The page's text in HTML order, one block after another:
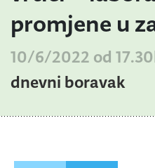
promjene u
10/6/2022 od
dnevni boravak